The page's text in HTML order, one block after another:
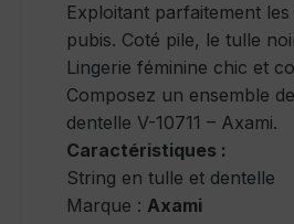
Exploitant parfaitement
pubis. Coté pile, le tulle
Lingerie féminine chic et
Composez un ensemble
dentelle V-10711 – Axami.
Caractéristiques :
String en tulle et dentelle
Marque : Axami